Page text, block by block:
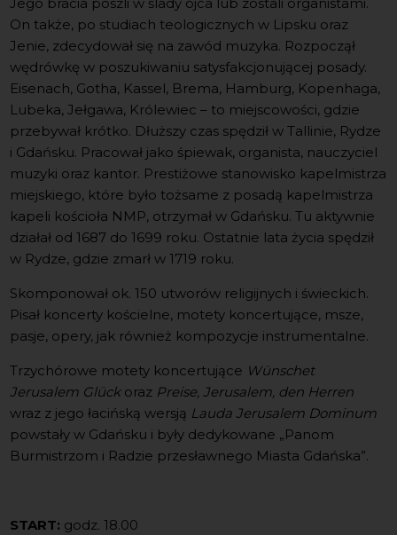
Jego bracia poszli w ślady ojca lub zostali organistami.
On także, po studiach teologicznych w Lipsku oraz
Jenie, zdecydował się na zawód muzyka. Rozpoczął
wędrówkę w poszukiwaniu satysfakcjonującej posady.
Eisenach, Gotha, Kassel, Brema, Hamburg, Kopenhaga,
Lubeka, Jełgawa, Królewiec – to miejscowości, gdzie
przebywał krótko. Dłuższy czas spędził w Tallinie, Rydze
i Gdańsku. Pracował jako śpiewak, organista, nauczyciel
muzyki oraz kantor. Prestiżowe stanowisko kapelmistrza
miejskiego, które było tożsame z posadą kapelmistrza
kapeli kościoła NMP, otrzymał w Gdańsku. Tu aktywnie
działał od 1687 do 1699 roku. Ostatnie lata życia spędził
w Rydze, gdzie zmarł w 1719 roku.
Skomponował ok. 150 utworów religijnych i świeckich.
Pisał koncerty kościelne, motety koncertujące, msze,
pasje, opery, jak również kompozycje instrumentalne.
Trzychórowe motety koncertujące Wünschet
Jerusalem Glück oraz Preise, Jerusalem, den Herren
wraz z jego łacińską wersją Lauda Jerusalem Dominum
powstały w Gdańsku i były dedykowane „Panom
Burmistrzom i Radzie przesławnego Miasta Gdańska”.
START: godz. 18.00